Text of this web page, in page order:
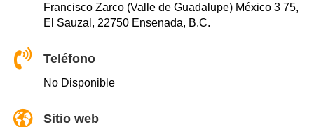
Francisco Zarco (Valle de Guadalupe) México 3 75,
El Sauzal, 22750 Ensenada, B.C.
Teléfono
No Disponible
Sitio web